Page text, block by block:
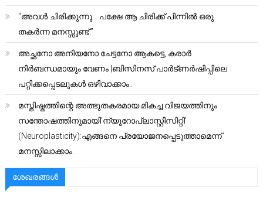
“അവൾ ചിരിക്കുന്നു… പക്ഷേ ആ ചിരിക്ക് പിന്നിൽ ഒരു
തകർന്ന മനസ്സുണ്ട്.”
അച്ഛനോ അനിയനോ ചേട്ടനോ ആകട്ടെ, കരാർ
നിർബന്ധമായും വേണം |ബിസിനസ് പാർട്ണർഷിപ്പിലെ
പറ്റിക്കപ്പെടലുകൾ ഒഴിവാക്കാം..
മസ്തിഷ്കത്തിന്റെ അത്ഭുതകരമായ മികച്ച വിജയത്തിനും
സന്തോഷത്തിനുമായി’ന്യൂറോപ്ലാസ്റ്റിസിറ്റി’
(Neuroplasticity):എങ്ങനെ പ്രയോജനപ്പെടുത്താമെന്ന്
മനസ്സിലാക്കാം.
ശേഖരങ്ങൾ